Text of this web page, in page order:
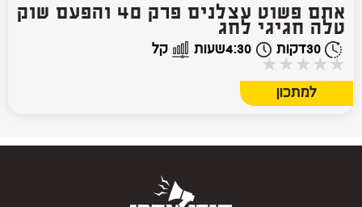
אתם פשוט עצלנים פרק 40 והפעם שוק
טלה חגיגי לחג
30דקות 4:30שעות קל
★
★
★
★
★
למתכון